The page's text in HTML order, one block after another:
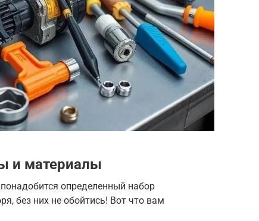
и материалы
определенный набор
без них не обойтись! Вот что вам